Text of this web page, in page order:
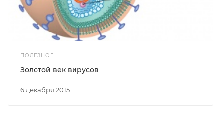
ПОЛЕЗНОЕ
6 декабря 2015
Золотой век вирусов